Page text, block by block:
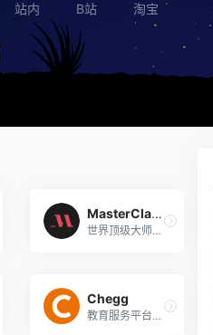
站内 B站 淘宝
MasterClass
世界顶级大师精品课程学习平台
Chegg
教育服务平台，为学生提供全方位的学习支持